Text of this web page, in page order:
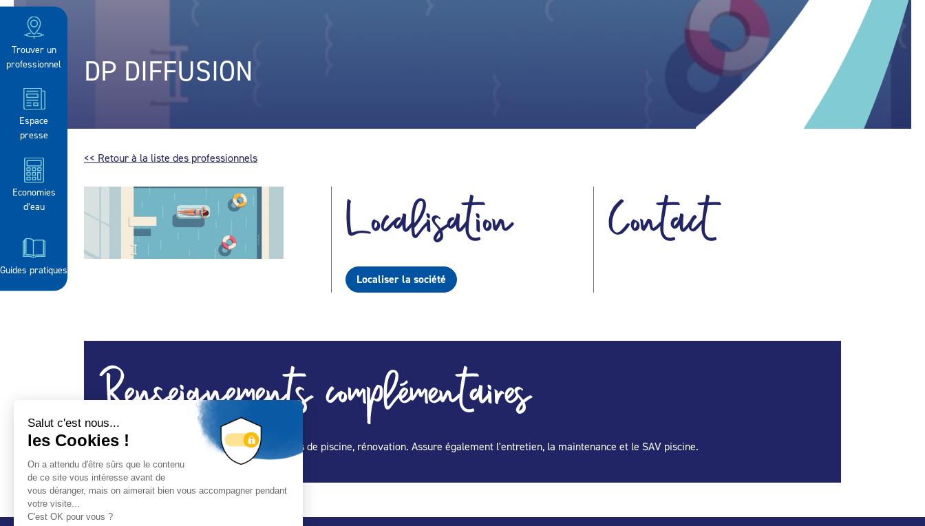
Trouver un
professionnel
Espace
presse
Economies
d’eau
Guides pratiques
DP DIFFUSION
<< Retour à la liste des professionnels
Localisation
Localiser la société
Contact
Renseignements complémentaires
Spa, construction piscine, équipements, abris de piscine, rénovation. Assure également l'entretien, la maintenance et le SAV piscine.